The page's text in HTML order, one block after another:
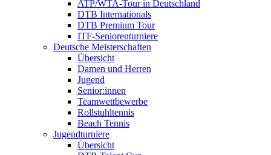
ATP/WTA-Tour in Deutschland
DTB Internationals
DTB Premium Tour
ITF-Seniorenturniere
Deutsche Meisterschaften
Übersicht
Damen und Herren
Jugend
Senior:innen
Teamwettbewerbe
Rollstuhltennis
Beach Tennis
Jugendturniere
Übersicht